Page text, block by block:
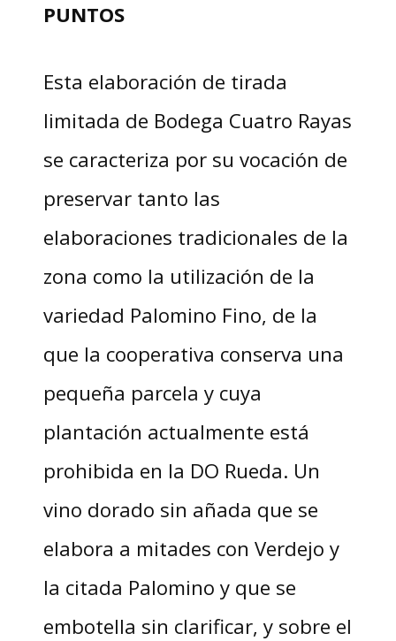
PUNTOS
Esta elaboración de tirada
limitada de Bodega Cuatro Rayas
se caracteriza por su vocación de
preservar tanto las
elaboraciones tradicionales de la
zona como la utilización de la
variedad Palomino Fino, de la
que la cooperativa conserva una
pequeña parcela y cuya
plantación actualmente está
prohibida en la DO Rueda. Un
vino dorado sin añada que se
elabora a mitades con Verdejo y
la citada Palomino y que se
embotella sin clarificar, y sobre el